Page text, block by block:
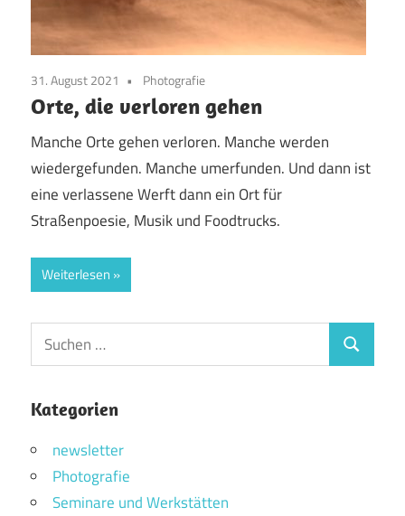
31. August 2021 Photografie
Orte, die verloren gehen
Manche Orte gehen verloren. Manche werden
wiedergefunden. Manche umerfunden. Und dann ist
eine verlassene Werft dann ein Ort für
Straßenpoesie, Musik und Foodtrucks.
Weiterlesen
Suchen
nach:
Suchen
Kategorien
newsletter
Photografie
Seminare und Werkstätten